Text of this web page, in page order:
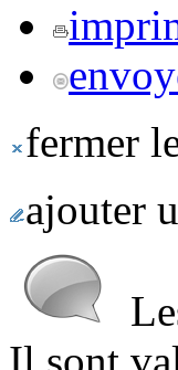
fermer
ajouter